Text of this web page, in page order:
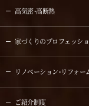
高気密・高断熱
家づくりのプロフェッシ
リノベーション・リフォー
ご紹介制度